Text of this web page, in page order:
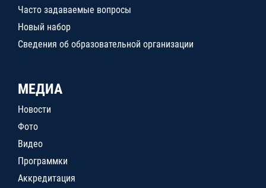
Часто задаваемые вопросы
Новый набор
Сведения об образовательной организации
МЕДИА
Новости
Фото
Видео
Программки
Аккредитация